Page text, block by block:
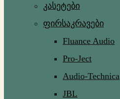
კასეტები
ფირსაკრავები
Fluance Audio
Pro-Ject
Audio-Technica
JBL